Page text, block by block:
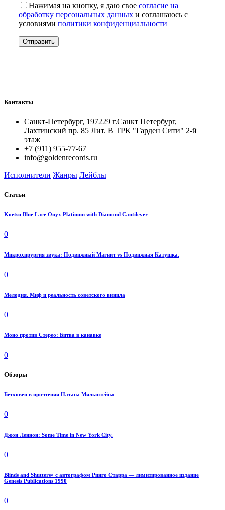
Нажимая на кнопку, я даю свое согласие на
обработку персональных данныхи соглашаюсь с
условиями политики конфиденциальности
Контакты
Санкт-Петербург, 197229 г.Санкт Петербург,
Лахтинский пр. 85 Лит. B ТРК "Гарден Сити" 2-й
этаж
+7 (911) 955-77-67
info@goldenrecords.ru
Исполнители Жанры Лейблы
Статьи
Koetsu Blue Lace Onyx Platinum with Diamond Cantilever
0
Микрохирургия звука: Подвижный Магнит vs Подвижная Катушка.
0
Мелодия. Миф и реальность советского винила
0
Моно против Стерео: Битва в канавке
0
Обзоры
Бетховен в прочтении Натана Мильштейна
0
Джон Леннон: Some Time in New York City.
0
Blinds and Shutters» с автографом Ринго Старра — лимитированное издание
Genesis Publications 1990
0